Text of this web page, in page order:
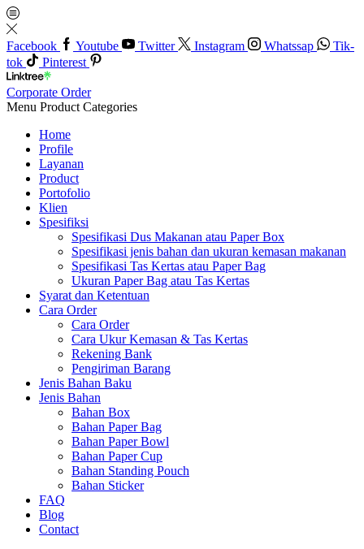
Facebook Youtube Twitter Instagram Whatssap
Tik-
tok
Pinterest
Corporate Order
Menu Product Categories
Home
Profile
Layanan
Product
Portofolio
Klien
Spesifiksi
Spesifikasi Dus Makanan atau Paper Box
Spesifikasi jenis bahan dan ukuran kemasan makanan
Spesifikasi Tas Kertas atau Paper Bag
Ukuran Paper Bag atau Tas Kertas
Syarat dan Ketentuan
Cara Order
Cara Order
Cara Ukur Kemasan & Tas Kertas
Rekening Bank
Pengiriman Barang
Jenis Bahan Baku
Jenis Bahan
Bahan Box
Bahan Paper Bag
Bahan Paper Bowl
Bahan Paper Cup
Bahan Standing Pouch
Bahan Sticker
FAQ
Blog
Contact